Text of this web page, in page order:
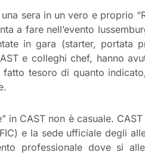
sera in un vero e proprio
a fare nell’evento
in gara (starter, portata
e colleghi chef, hanno
fatto tesoro di quanto
in CAST non è casuale.
e la sede ufficiale degli
professionale dove si